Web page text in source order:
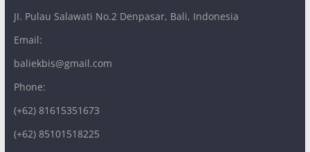
JI. Pulau Salawati No.2 Denpasar, Bali, Indonesia
Email:
baliekbis@gmail.com
Phone:
(+62) 81615351673
(+62) 85101518225